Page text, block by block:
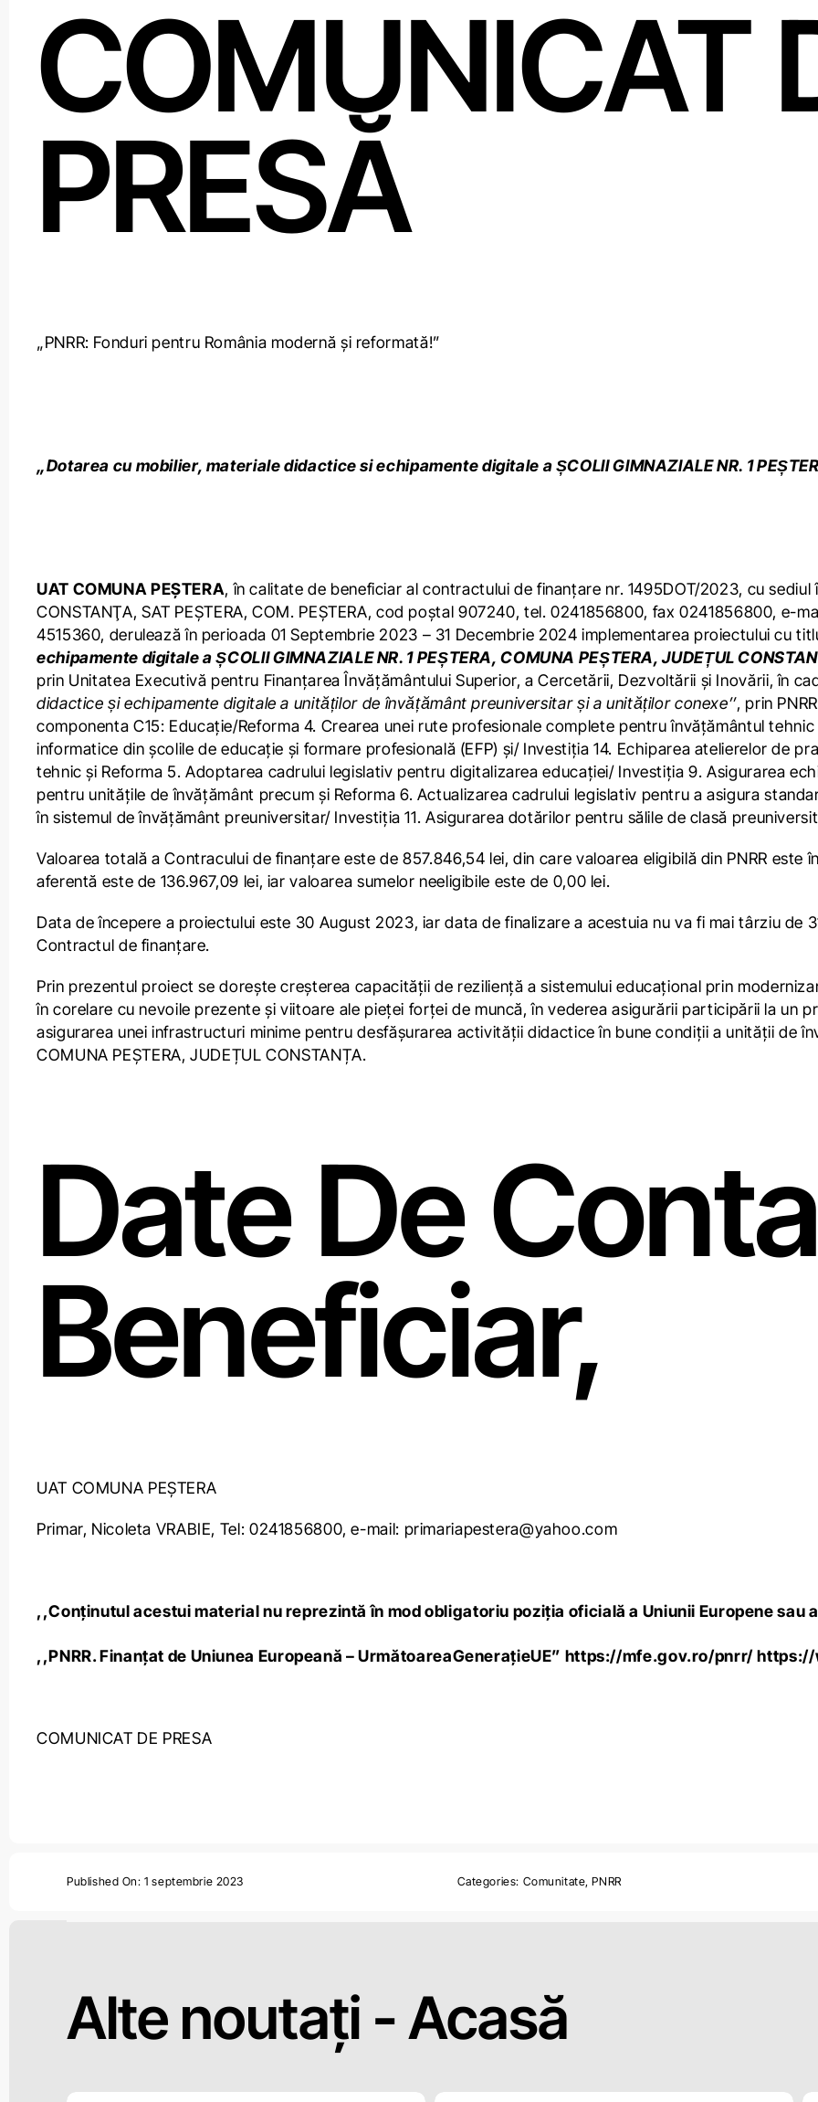
COMUNICAT
PRESĂ
„PNRR: Fonduri pentru România modernă și reformată!”
„Dotarea cu mobilier, materiale didactice si echipamente digitale a ȘCOLII GIMNAZIALE NR. 1
UAT COMUNA PEȘTERA, în calitate de beneficiar al contractului de finanțare nr. 1495DOT/2023, cu
CONSTANŢA, SAT PEȘTERA, COM. PEȘTERA, cod poștal 907240, tel. 0241856800, fax 0241856800, e-
4515360, derulează în perioada 01 Septembrie 2023 – 31 Decembrie 2024 implementarea proiectului cu
echipamente digitale a ȘCOLII GIMNAZIALE NR. 1 PEȘTERA, COMUNA PEȘTERA, JUDEȚUL
prin Unitatea Executivă pentru Finanțarea Învățământului Superior, a Cercetării, Dezvoltării și Inovării, în
didactice și echipamente digitale a unităților de învățământ preuniversitar și a unităților conexe’’, prin
componenta C15: Educație/Reforma 4. Crearea unei rute profesionale complete pentru învățământul
informatice din școlile de educație și formare profesională (EFP) și/ Investiția 14. Echiparea atelierelor de
tehnic și Reforma 5. Adoptarea cadrului legislativ pentru digitalizarea educației/ Investiția 9. Asigurarea
pentru unitățile de învățământ precum și Reforma 6. Actualizarea cadrului legislativ pentru a asigura
în sistemul de învățământ preuniversitar/ Investiția 11. Asigurarea dotărilor pentru sălile de clasă
Valoarea totală a Contracului de finanțare este de 857.846,54 lei, din care valoarea eligibilă din PNRR este
aferentă este de 136.967,09 lei, iar valoarea sumelor neeligibile este de 0,00 lei.
Data de începere a proiectului este 30 August 2023, iar data de finalizare a acestuia nu va fi mai târziu de
Contractul de finanțare.
Prin prezentul proiect se dorește creșterea capacității de reziliență a sistemului educațional prin
în corelare cu nevoile prezente și viitoare ale pieței forței de muncă, în vederea asigurării participării la un
asigurarea unei infrastructuri minime pentru desfășurarea activității didactice în bune condiții a unității de
COMUNA PEȘTERA, JUDEȚUL CONSTANȚA.
Date De
Beneficiar,
UAT COMUNA PEȘTERA
Primar, Nicoleta VRABIE, Tel: 0241856800, e-mail: primariapestera@yahoo.com
,,Conținutul acestui material nu reprezintă în mod obligatoriu poziția oficială a Uniunii Europene sau a
,,PNRR. Finanțat de Uniunea Europeană – UrmătoareaGenerațieUE” https://mfe.gov.ro/pnrr/ https://
COMUNICAT DE PRESA
Published On: 1 septembrie 2023 Categories: Comunitate,PNRR
Alte noutați -Acasă